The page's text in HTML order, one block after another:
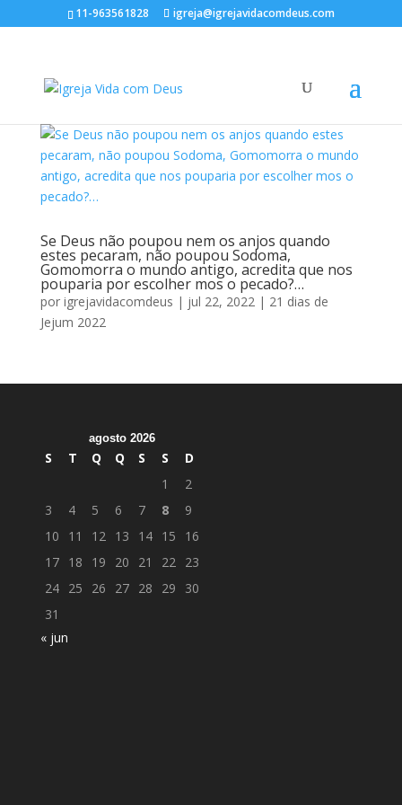
11-963561828 igreja@igrejavidacomdeus.com
Se Deus não poupou nem os anjos quando
estes pecaram, não poupou Sodoma,
Gomomorra o mundo antigo, acredita que nos
pouparia por escolher mos o pecado?…
por igrejavidacomdeus | jul 22, 2022| 21 dias de
Jejum 2022
agosto 2026
S T Q Q S S
D
1
2
3
4 5 6 7 8
9
10
11 12 13 14 15
16
17 18 19 20 21 22 23
24 25 26 27 28 29
30
31
« jun